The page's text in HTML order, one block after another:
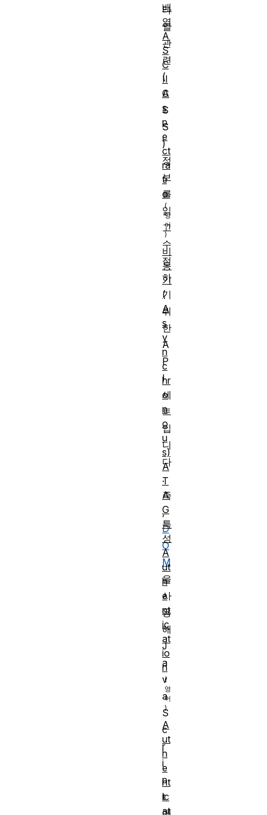
타
일
관
련
(
C
S
S
)
정
보
를
읽
고
수
정
하
기
위
한
A
P
I
세
트
입
니
다
.
즉
,
D
O
M
을
사
용
해
J
a
v
a
S
c
r
i
p
t
배
열
A
S
C
II
A
s
p
e
ct
ra
ti
o
비
동
기
(
A
s
y
n
c
hr
o
n
o
u
s)
A
T
A
G
특
성
A
ut
h
e
nt
ic
at
io
n
A
ut
h
e
nt
ic
at